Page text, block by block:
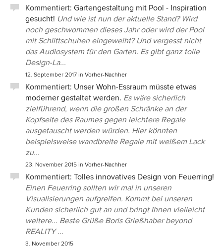
Kommentiert: Gartengestaltung mit Pool - Inspiration
gesucht! Und wie ist nun der aktuelle Stand? Wird
noch geschwommen dieses Jahr oder wird der Pool
mit Schlittschuhen eingeweiht? Und vergesst nicht
das Audiosystem für den Garten. Es gibt ganz tolle
Design-La...
12. September 2017 in Vorher-Nachher
Kommentiert: Unser Wohn-Essraum müsste etwas
moderner gestaltet werden. Es wäre sicherlich
zielführend, wenn die großen Schränke an der
Kopfseite des Raumes gegen leichtere Regale
ausgetauscht werden würden. Hier könnten
beispielsweise wandbreite Regale mit weißem Lack
zu...
23. November 2015 in Vorher-Nachher
Kommentiert: Tolles innovatives Design von Feuerring!
Einen Feuerring sollten wir mal in unseren
Visualisierungen aufgreifen. Kommt bei unseren
Kunden sicherlich gut an und bringt Ihnen vielleicht
weitere... Beste Grüße Boris Grießhaber beyond
REALITY ...
3. November 2015